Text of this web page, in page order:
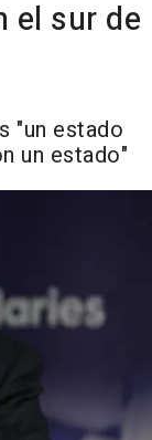
el sur de
"un estado
un estado"